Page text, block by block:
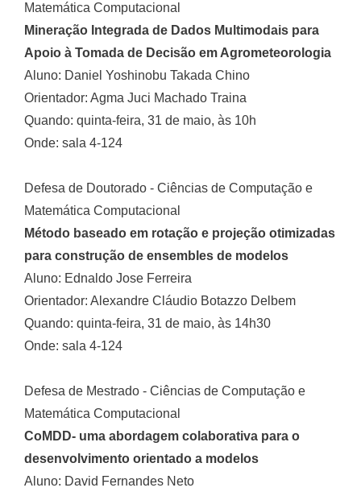
Matemática Computacional
Mineração Integrada de Dados Multimodais para
Apoio à Tomada de Decisão em Agrometeorologia
Aluno: Daniel Yoshinobu Takada Chino
Orientador: Agma Juci Machado Traina
Quando: quinta-feira, 31 de maio, às 10h
Onde: sala 4-124
Defesa de Doutorado - Ciências de Computação e
Matemática Computacional
Método baseado em rotação e projeção otimizadas
para construção de ensembles de modelos
Aluno: Ednaldo Jose Ferreira
Orientador: Alexandre Cláudio Botazzo Delbem
Quando: quinta-feira, 31 de maio, às 14h30
Onde: sala 4-124
Defesa de Mestrado - Ciências de Computação e
Matemática Computacional
CoMDD- uma abordagem colaborativa para o
desenvolvimento orientado a modelos
Aluno: David Fernandes Neto